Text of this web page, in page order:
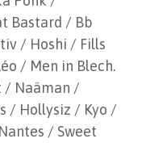
Bastard / Bb
/ Hoshi / Fills
/ Men in Blech.
/ Naäman /
/ Hollysiz / Kyo /
/ Sweet